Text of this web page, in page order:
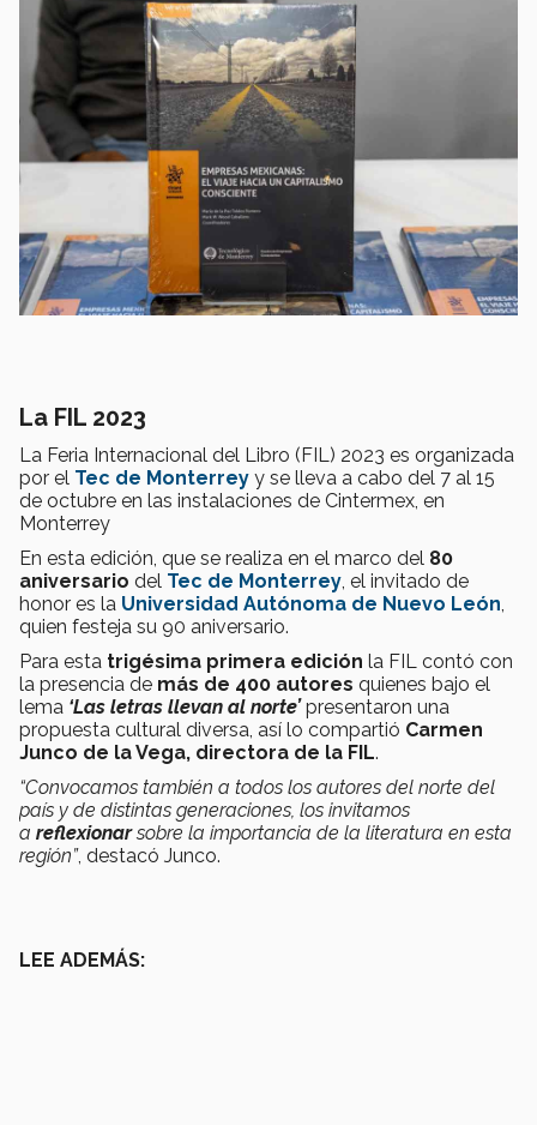
La FIL 2023
La Feria Internacional del Libro (FIL) 2023 es organizada
por el Tec de Monterrey y se lleva a cabo del 7 al 15
de octubre en las instalaciones de Cintermex, en
Monterrey
En esta edición, que se realiza en el marco del 80
aniversario del Tec de Monterrey, el invitado de
honor es la Universidad Autónoma de Nuevo León,
quien festeja su 90 aniversario.
Para esta trigésima primera edición la FIL contó con
la presencia de más de 400 autores quienes bajo el
lema ‘Las letras llevan al norte’ presentaron una
propuesta cultural diversa, así lo compartió Carmen
Junco de la Vega, directora de la FIL.
“Convocamos también a todos los autores del norte del
país y de distintas generaciones, los invitamos
a reflexionarsobre la importancia de la literatura en esta
región”, destacó Junco.
LEE ADEMÁS: